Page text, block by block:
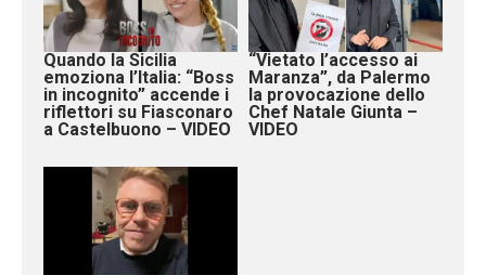
Quando la Sicilia
emoziona l’Italia: “Boss
in incognito” accende i
riflettori su Fiasconaro
a Castelbuono – VIDEO
“Vietato l’accesso ai
Maranza”, da Palermo
la provocazione dello
Chef Natale Giunta –
VIDEO